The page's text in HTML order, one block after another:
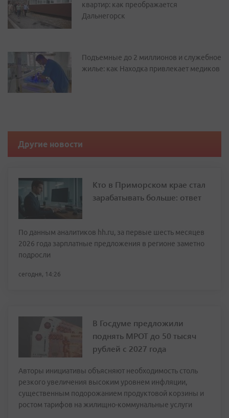
квартир: как преображается
Дальнегорск
Подъемные до 2 миллионов и служебное
жилье: как Находка привлекает медиков
Другие новости
Кто в Приморском крае стал
зарабатывать больше: ответ
По данным аналитиков hh.ru, за первые шесть месяцев
2026 года зарплатные предложения в регионе заметно
подросли
сегодня, 14:26
В Госдуме предложили
поднять МРОТ до 50 тысяч
рублей с 2027 года
Авторы инициативы объясняют необходимость столь
резкого увеличения высоким уровнем инфляции,
существенным подорожанием продуктовой корзины и
ростом тарифов на жилищно-коммунальные услуги